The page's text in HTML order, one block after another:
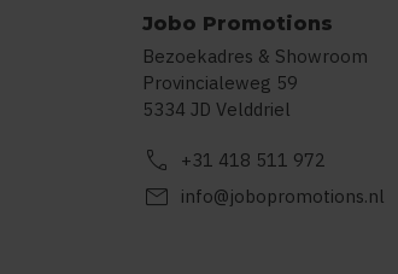
Jobo Promotions
Bezoekadres & Showroom
Provincialeweg 59
5334 JD Velddriel
call +31 418 511 972
mail info@jobopromotions.nl